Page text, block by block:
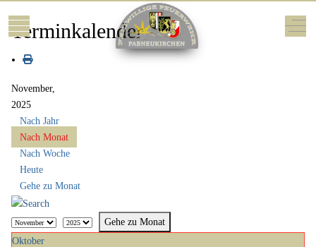
Mobile Menu Toggle Off-
Terminkalender
November,
2025
Nach Jahr
Nach Monat
Nach Woche
Heute
Gehe zu Monat
Gehe zu Monat
Oktober